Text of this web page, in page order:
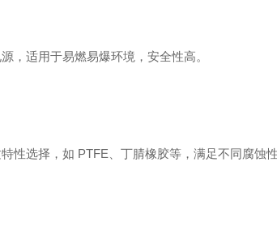
，适用于易燃易爆环境，安全性高。
性选择，如 PTFE、丁腈橡胶等，满足不同腐蚀